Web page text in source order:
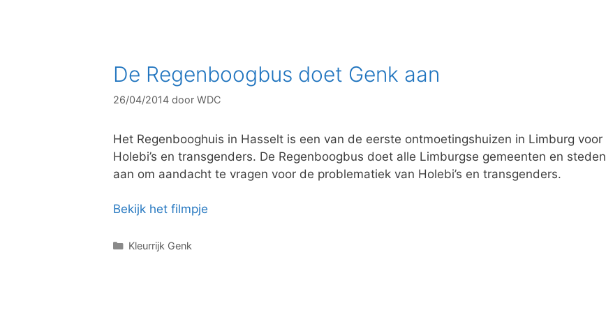
r
e
De Regenboogbus doet Genk aan
26/04/2014 door WDC
Het Regenbooghuis in Hasselt is een van de eerste ontmoetingshuizen in Limburg voor
Holebi’s en transgenders. De Regenboogbus doet alle Limburgse gemeenten en steden
aan om aandacht te vragen voor de problematiek van Holebi’s en transgenders.
Bekijk het filmpje
C
Kleurrijk Genk